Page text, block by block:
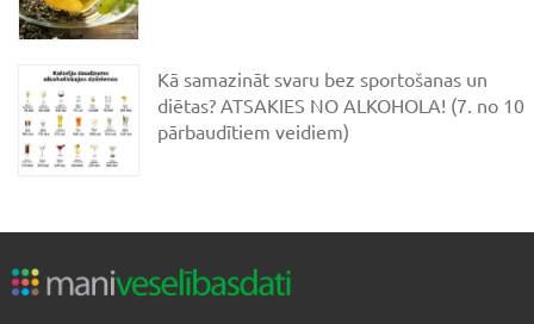
Kā samazināt svaru bez sportošanas un
diētas? ATSAKIES NO ALKOHOLA! (7. no 10
pārbaudītiem veidiem)